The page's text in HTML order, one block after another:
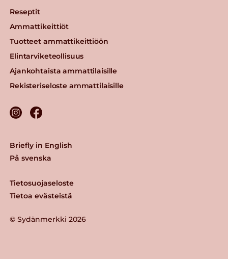
Reseptit
Ammattikeittiöt
Tuotteet ammattikeittiöön
Elintarviketeollisuus
Ajankohtaista ammattilaisille
Rekisteriseloste ammattilaisille
© Sydänmerkki 2026
Tietosuojaseloste
Tietoa evästeistä
Briefly in English
På svenska